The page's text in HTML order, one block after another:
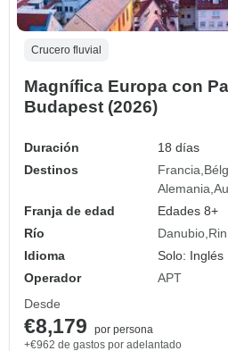
Crucero fluvial
Magnífica Europa con
Budapest (2026)
Duración
18 días
Destinos
Francia
Alemania
Franja de edad
Edades 8+
Río
Danubio Rin
Idioma
Solo: Inglés
Operador
APT
Desde
€8,179
por persona
+€962 de gastos por adelantado